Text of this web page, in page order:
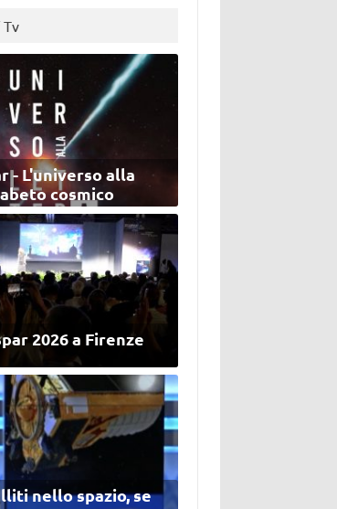
Tv
- L'universo alla
cosmico
2026 a Firenze
nello spazio, se